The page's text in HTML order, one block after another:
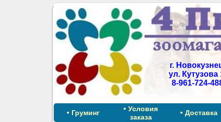
г.
ул. Кутузова
8-961-724-
• Груминг • Условия
заказа
• Доставка